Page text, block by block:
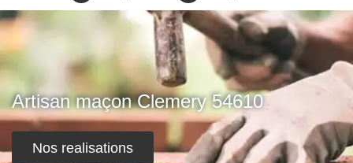
Artisan maçon Clemery 54610
Nos realisations